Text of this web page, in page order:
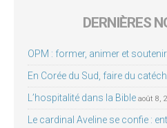
DERNIÈRES
OPM : former, animer et
En Corée du Sud, faire du
L’hospitalité dans la Bible août 8,
Le cardinal Aveline se confie :